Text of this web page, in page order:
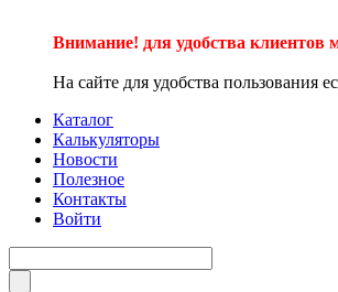
Внимание! для удобства клиентов
На сайте для удобства пользования
Каталог
Калькуляторы
Новости
Полезное
Контакты
Войти